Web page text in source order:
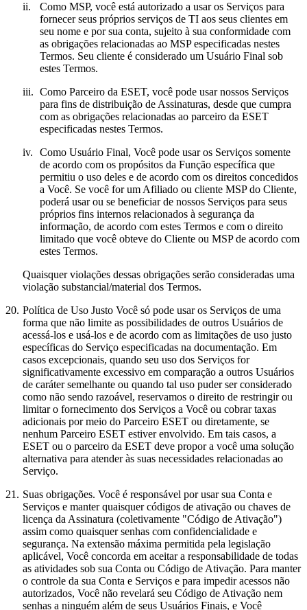
ii.
Como MSP, você está autorizado a usar os Serviços para
fornecer seus próprios serviços de TI aos seus clientes em
seu nome e por sua conta, sujeito à sua conformidade com
as obrigações relacionadas ao MSP especificadas nestes
Termos. Seu cliente é considerado um Usuário Final sob
estes Termos.
iii. Como Parceiro da ESET, você pode usar nossos Serviços
para fins de distribuição de Assinaturas, desde que cumpra
com as obrigações relacionadas ao parceiro da ESET
especificadas nestes Termos.
iv.
Como Usuário Final, Você pode usar os Serviços somente
de acordo com os propósitos da Função específica que
permitiu o uso deles e de acordo com os direitos concedidos
a Você. Se você for um Afiliado ou cliente MSP do Cliente,
poderá usar ou se beneficiar de nossos Serviços para seus
próprios fins internos relacionados à segurança da
informação, de acordo com estes Termos e com o direito
limitado que você obteve do Cliente ou MSP de acordo com
estes Termos.
Quaisquer violações dessas obrigações serão consideradas uma
violação substancial/material dos Termos.
20. Política de Uso Justo Você só pode usar os Serviços de uma
forma que não limite as possibilidades de outros Usuários de
acessá-los e usá-los e de acordo com as limitações de uso justo
específicas do Serviço especificadas na documentação. Em
casos excepcionais, quando seu uso dos Serviços for
significativamente excessivo em comparação a outros Usuários
de caráter semelhante ou quando tal uso puder ser considerado
como não sendo razoável, reservamos o direito de restringir ou
limitar o fornecimento dos Serviços a Você ou cobrar taxas
adicionais por meio do Parceiro ESET ou diretamente, se
nenhum Parceiro ESET estiver envolvido. Em tais casos, a
ESET ou o parceiro da ESET deve propor a você uma solução
alternativa para atender às suas necessidades relacionadas ao
Serviço.
21. Suas obrigações. Você é responsável por usar sua Conta e
Serviços e manter quaisquer códigos de ativação ou chaves de
licença da Assinatura (coletivamente "Código de Ativação")
assim como quaisquer senhas com confidencialidade e
segurança. Na extensão máxima permitida pela legislação
aplicável, Você concorda em aceitar a responsabilidade de todas
as atividades sob sua Conta ou Código de Ativação. Para manter
o controle da sua Conta e Serviços e para impedir acessos não
autorizados, Você não revelará seu Código de Ativação nem
senhas a ninguém além de seus Usuários Finais, e Você